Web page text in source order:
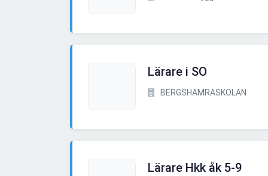
Lärare i SO
BERGSHAMRASKOLAN
Lärare Hkk åk 5-9